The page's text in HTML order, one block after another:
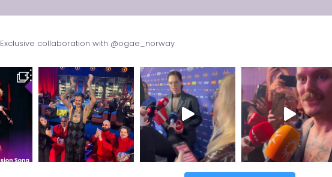
Exclusive collaboration with @ogae_norway